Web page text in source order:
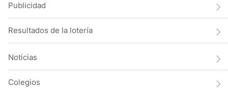
Publicidad
Resultados de la lotería
Noticias
Colegios